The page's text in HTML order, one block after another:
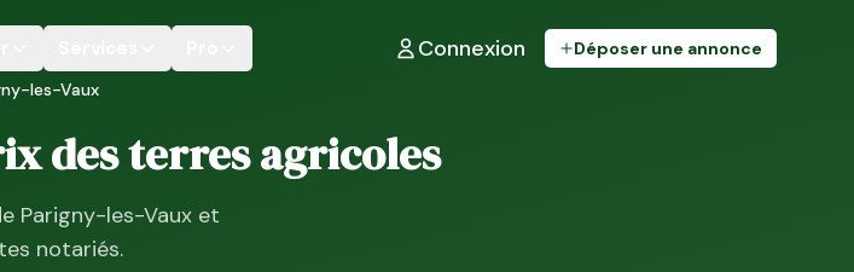
Connexion
Déposer une annonce
les-Vaux
des terres agricoles
Parigny-les-Vaux et
notariés.